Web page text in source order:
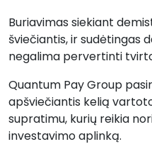
Buriavimas siekiant
šviečiantis, ir sudėtingas
negalima pervertinti
Quantum Pay Group
apšviečiantis kelią
supratimu, kurių reikia
investavimo aplinką.